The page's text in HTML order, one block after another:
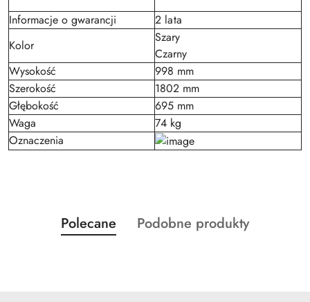
Informacje o gwarancji
2 lata
Kolor
Szary
Czarny
Wysokość
998 mm
Szerokość
1802 mm
Głębokość
695 mm
Waga
74 kg
Oznaczenia
Pomiń karuzelę produktów
Produkty
o
Polecane
Produkty
Podobne produkty